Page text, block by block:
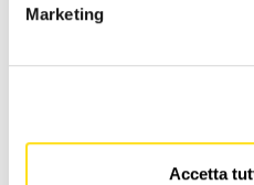
Marketing
Accetta